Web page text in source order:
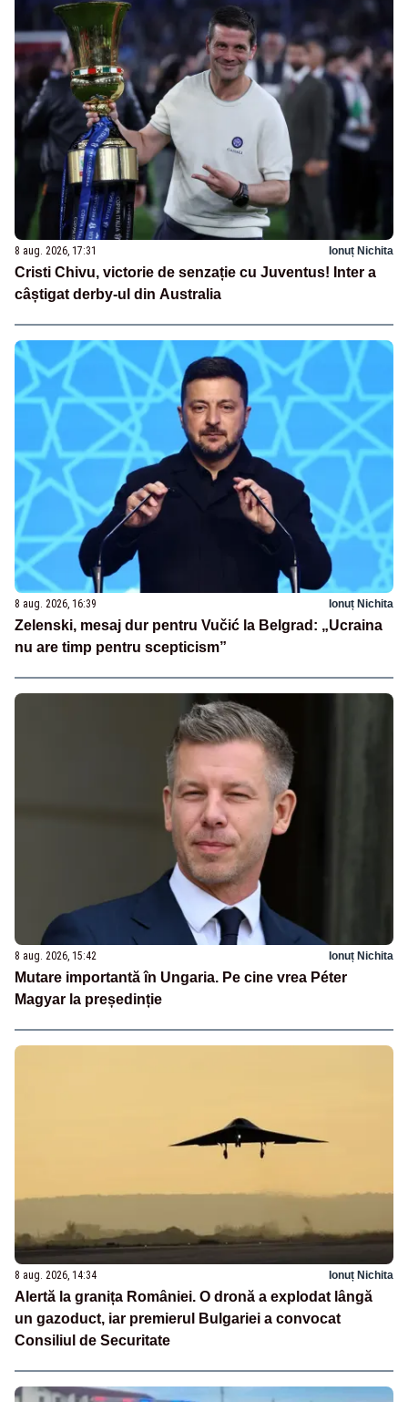
8 aug. 2026, 17:31 Ionuț Nichita
Cristi Chivu, victorie de senzație cu Juventus! Inter a
câștigat derby-ul din Australia
8 aug. 2026, 16:39 Ionuț Nichita
Zelenski, mesaj dur pentru Vučić la Belgrad: „Ucraina
nu are timp pentru scepticism”
8 aug. 2026, 15:42 Ionuț Nichita
Mutare importantă în Ungaria. Pe cine vrea Péter
Magyar la președinție
8 aug. 2026, 14:34 Ionuț Nichita
Alertă la granița României. O dronă a explodat lângă
un gazoduct, iar premierul Bulgariei a convocat
Consiliul de Securitate